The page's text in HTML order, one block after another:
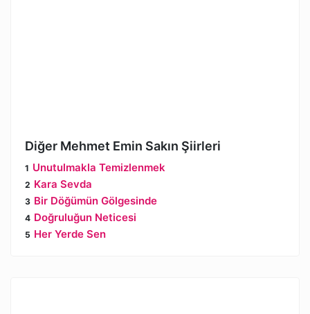
Diğer Mehmet Emin Sakın Şiirleri
Unutulmakla Temizlenmek
Kara Sevda
Bir Döğümün Gölgesinde
Doğruluğun Neticesi
Her Yerde Sen